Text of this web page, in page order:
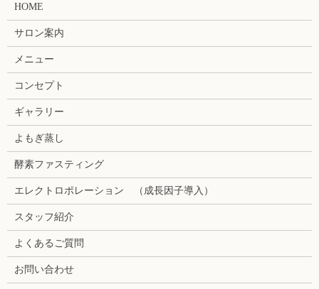
HOME
サロン案内
メニュー
コンセプト
ギャラリー
よもぎ蒸し
酵素ファスティング
エレクトロポレーション （成長因子導入）
スタッフ紹介
よくあるご質問
お問い合わせ